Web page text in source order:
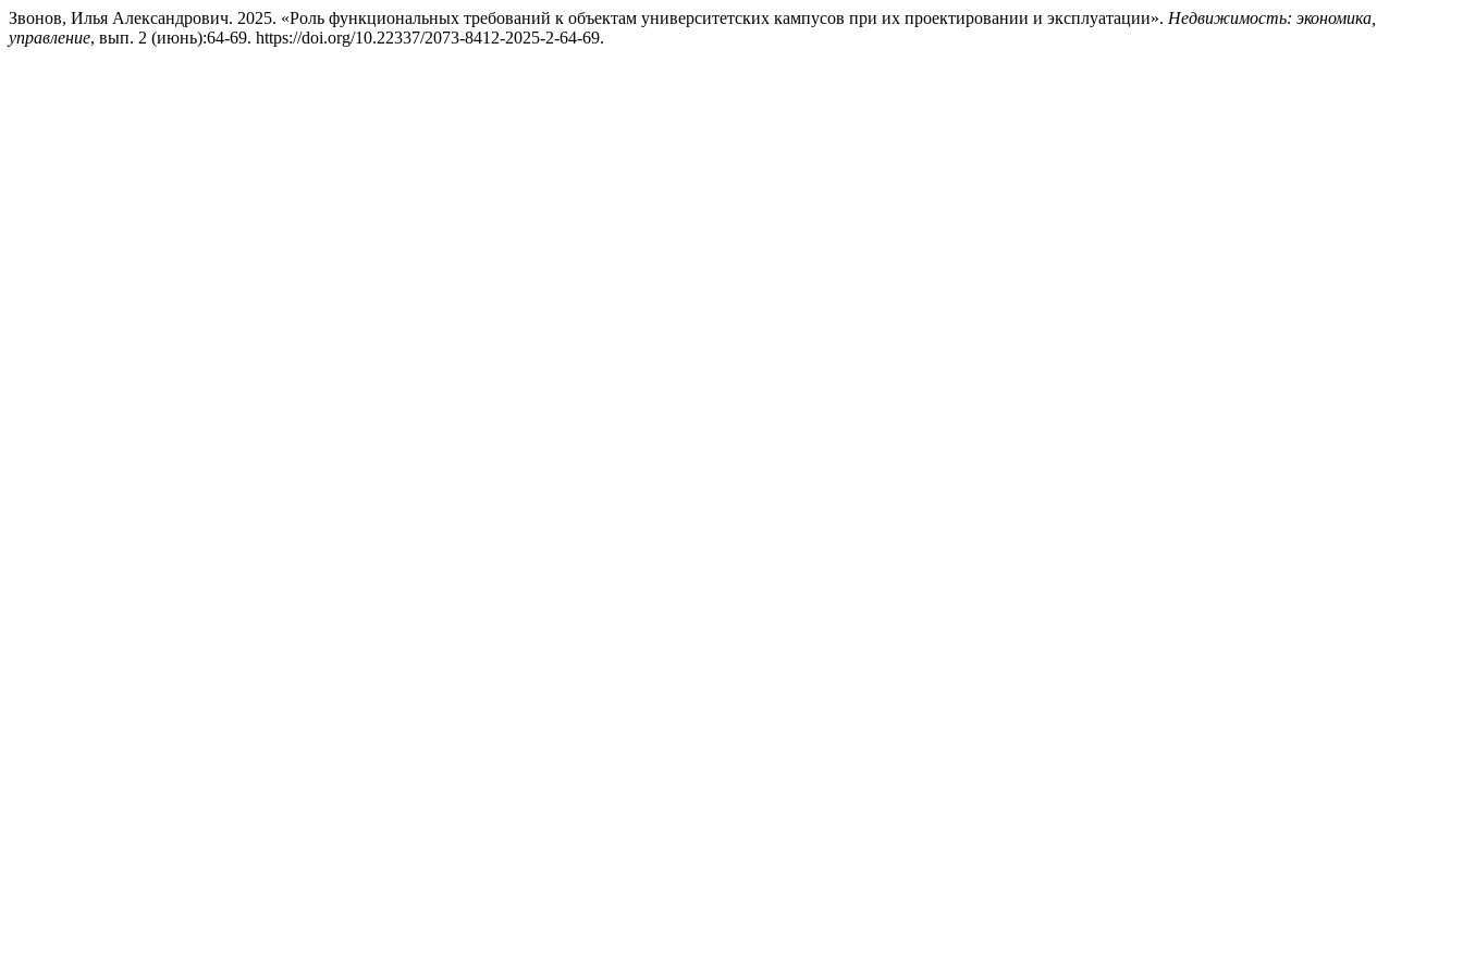
Звонов, Илья Александрович. 2025. «Роль функциональных требований к объектам университетских кампусов при их проектировании и эксплуатации». Недвижимость: экономика,
управление, вып. 2 (июнь):64-69. https://doi.org/10.22337/2073-8412-2025-2-64-69.